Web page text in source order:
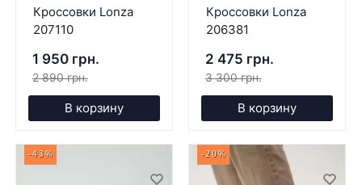
Кроссовки Lonza
207110
1 950 грн.
2 890 грн.
В корзину
Кроссовки Lonza
206381
2 475 грн.
3 300 грн.
В корзину
-43% -20%